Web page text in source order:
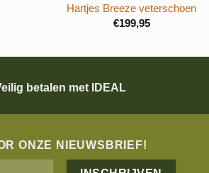
Hartjes Breeze veterschoen
€199,95
betalen met IDEAL
ONZE NIEUWSBRIEF!